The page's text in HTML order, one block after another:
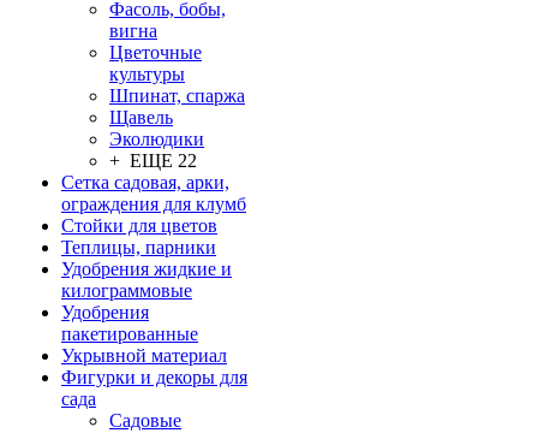
Фасоль, бобы,
вигна
Цветочные
культуры
Шпинат, спаржа
Щавель
Эколюдики
+ ЕЩЕ 22
Сетка садовая, арки,
ограждения для клумб
Стойки для цветов
Теплицы, парники
Удобрения жидкие и
килограммовые
Удобрения
пакетированные
Укрывной материал
Фигурки и декоры для
сада
Садовые